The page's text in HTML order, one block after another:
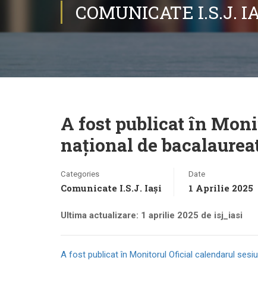
COMUNICATE I.S.J.
A fost publicat în
național de
Categories
Comunicate I.S.J. Iași
Date
1 Aprilie 2025
Ultima actualizare: 1 aprilie 2025 de isj_iasi
A fost publicat în Monitorul Oficial calendarul